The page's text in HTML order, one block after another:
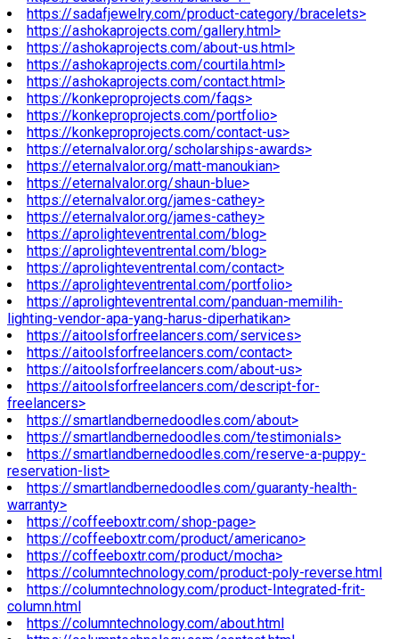
https://sadafjewelry.com/product-category/bracelets>
https://ashokaprojects.com/gallery.html>
https://ashokaprojects.com/about-us.html>
https://ashokaprojects.com/courtila.html>
https://ashokaprojects.com/contact.html>
https://konkeproprojects.com/faqs>
https://konkeproprojects.com/portfolio>
https://konkeproprojects.com/contact-us>
https://eternalvalor.org/scholarships-awards>
https://eternalvalor.org/matt-manoukian>
https://eternalvalor.org/shaun-blue>
https://eternalvalor.org/james-cathey>
https://eternalvalor.org/james-cathey>
https://aprolighteventrental.com/blog>
https://aprolighteventrental.com/blog>
https://aprolighteventrental.com/contact>
https://aprolighteventrental.com/portfolio>
https://aprolighteventrental.com/panduan-memilih-
lighting-vendor-apa-yang-harus-diperhatikan>
https://aitoolsforfreelancers.com/services>
https://aitoolsforfreelancers.com/contact>
https://aitoolsforfreelancers.com/about-us>
https://aitoolsforfreelancers.com/descript-for-
freelancers>
https://smartlandbernedoodles.com/about>
https://smartlandbernedoodles.com/testimonials>
https://smartlandbernedoodles.com/reserve-a-puppy-
reservation-list>
https://smartlandbernedoodles.com/guaranty-health-
warranty>
https://coffeeboxtr.com/shop-page>
https://coffeeboxtr.com/product/americano>
https://coffeeboxtr.com/product/mocha>
https://columntechnology.com/product-poly-reverse.html
https://columntechnology.com/product-Integrated-frit-
column.html
https://columntechnology.com/about.html